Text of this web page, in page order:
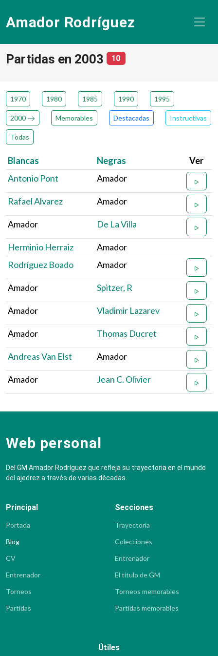
Amador Rodríguez
Partidas en 2003 10número de partidas
1970 1980 1985 1990 1995
2000 Memorables Destacadas Instructivas
Todas
Blancas Negras
Ver
Antonio Pont
Amador
Rafael Alvarez Amador
Amador De La Villa
Herminio Herraiz
Amador
Rodríguez Boado
Amador
Amador Spitzer, R
Amador Vladimir Lazarev
Amador Thomas Ducret
Andreas Van Elst Amador
Amador Jean C. Olivier
Web personal
Del GM Amador Rodríguez que refleja su trayectoria en el mundo
del ajedrez a través de varias décadas.
Principal
Portada
Blog
CV
Entrenador
Torneos
Partidas
Secciones
Trayectoria
Colecciones
Entrenador
El título de GM
Torneos memorables
Partidas memorables
Útiles